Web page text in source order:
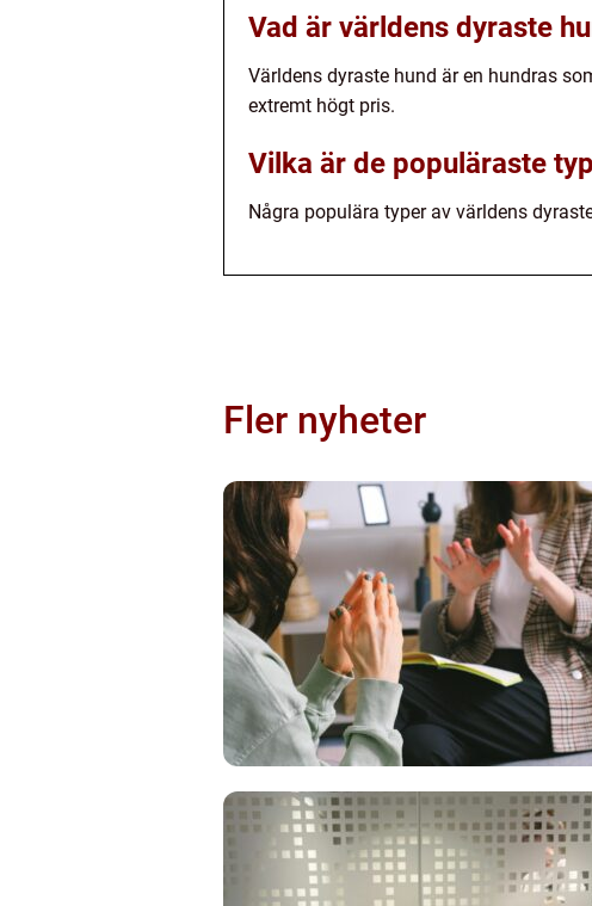
Vad är världens dyraste
Världens dyraste hund är en hundras
extremt högt pris.
Vilka är de populäraste
Några populära typer av världens
Fler nyheter